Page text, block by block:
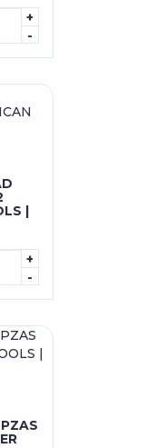
+
-
|
+
-